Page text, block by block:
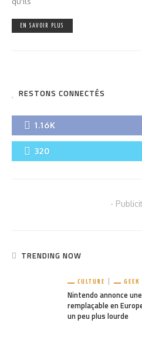
EN SAVOIR PLUS
RESTONS CONNECTÉS
1.16K
320
-
TRENDING NOW
CULTURE GEEK
Nintendo annonce
remplaçable en
un peu plus lourde